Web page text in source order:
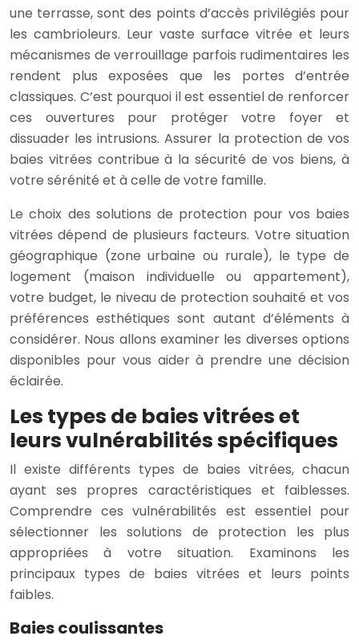
une terrasse, sont des points d’accès privilégiés pour
les cambrioleurs. Leur vaste surface vitrée et leurs
mécanismes de verrouillage parfois rudimentaires les
rendent plus exposées que les portes d’entrée
classiques. C’est pourquoi il est essentiel de renforcer
ces ouvertures pour protéger votre foyer et
dissuader les intrusions. Assurer la protection de vos
baies vitrées contribue à la sécurité de vos biens, à
votre sérénité et à celle de votre famille.
Le choix des solutions de protection pour vos baies
vitrées dépend de plusieurs facteurs. Votre situation
géographique (zone urbaine ou rurale), le type de
logement (maison individuelle ou appartement),
votre budget, le niveau de protection souhaité et vos
préférences esthétiques sont autant d’éléments à
considérer. Nous allons examiner les diverses options
disponibles pour vous aider à prendre une décision
éclairée.
Les types de baies vitrées et
leurs vulnérabilités spécifiques
Il existe différents types de baies vitrées, chacun
ayant ses propres caractéristiques et faiblesses.
Comprendre ces vulnérabilités est essentiel pour
sélectionner les solutions de protection les plus
appropriées à votre situation. Examinons les
principaux types de baies vitrées et leurs points
faibles.
Baies coulissantes